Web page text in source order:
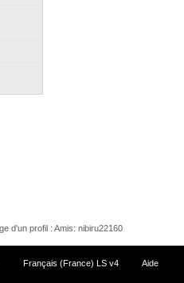
d'un profil : Amis: nibiru22160
Français (France) LS v4 Aide